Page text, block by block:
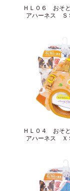
ＨＬ０６ おそ
アハーネス
ＨＬ０４ おそ
アハーネス Ｘ